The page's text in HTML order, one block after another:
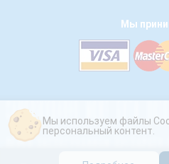
Мы
Мы используем файлы
персональный контент.